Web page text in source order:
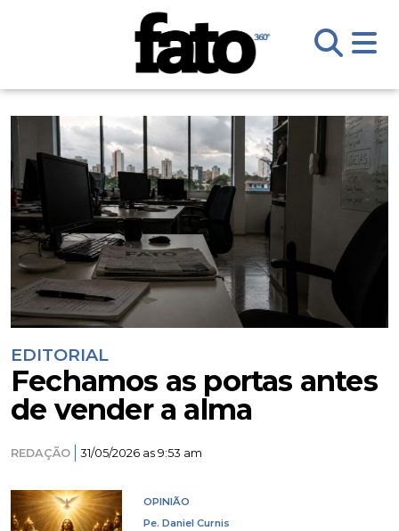
EDITORIAL
Fechamos as portas antes
de vender a alma
REDAÇÃO 31/05/2026 as 9:53 am
OPINIÃO
Pe. Daniel Curnis